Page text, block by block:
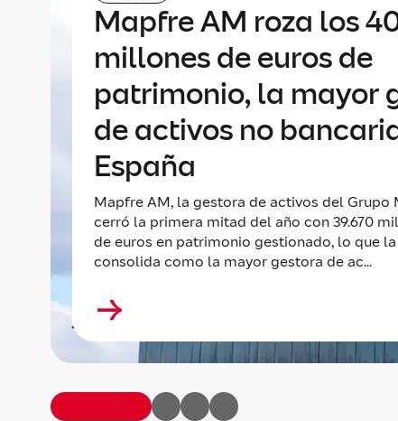
Mapfre AM roza los
millones de euros de
patrimonio, la mayor
de activos no
España
Mapfre AM, la gestora de activos del Grupo
cerró la primera mitad del año con 39.670
de euros en patrimonio gestionado, lo que la
consolida como la mayor gestora de ac...